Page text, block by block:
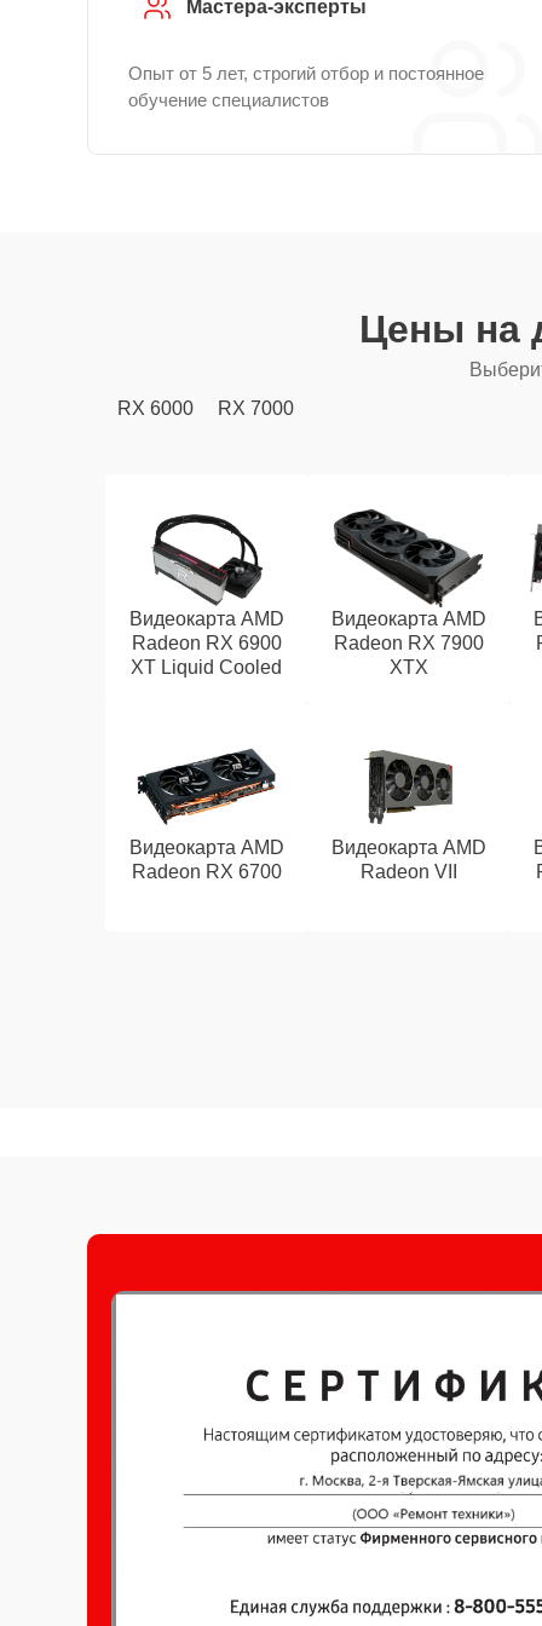
Мастера-эксперты
Опыт от 5 лет, строгий отбор и постоянное
обучение специалистов
Цены на
RX 6000
RX 7000
Видеокарта AMD
Radeon RX 6900
XT Liquid Cooled
Видеокарта AMD
Radeon RX 7900
XTX
Видеокарта AMD
Radeon RX 6700
Видеокарта AMD
Radeon VII